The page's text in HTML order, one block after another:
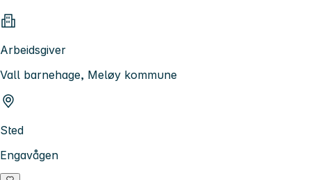
Arbeidsgiver
Vall barnehage, Meløy kommune
Sted
Engavågen